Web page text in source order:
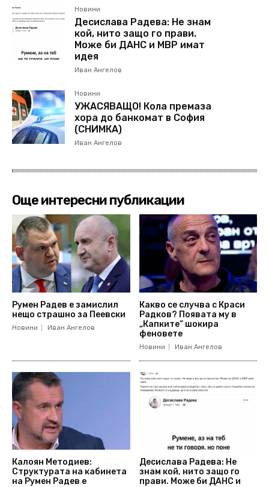
Новини
Десислава Радева: Не знам
кой, нито защо го прави.
Може би ДАНС и МВР имат
идея
Иван Ангелов
Новини
УЖАСЯВАЩО! Кола премаза
хора до банкомат в София
(СНИМКА)
Иван Ангелов
Още интересни публикации
Румен Радев е замислил
нещо страшно за Пеевски
Новини Иван Ангелов
Какво се случва с Краси
Радков? Появата му в
„Капките“ шокира
феновете
Новини Иван Ангелов
Калоян Методиев:
Структурата на кабинета
на Румен Радев е
Десислава Радева: Не
знам кой, нито защо го
прави. Може би ДАНС и